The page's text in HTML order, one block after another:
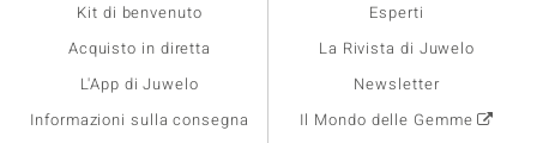
Kit di benvenuto
Acquisto in diretta
L'App di Juwelo
Informazioni sulla consegna
Esperti
La Rivista di Juwelo
Newsletter
Il Mondo delle Gemme